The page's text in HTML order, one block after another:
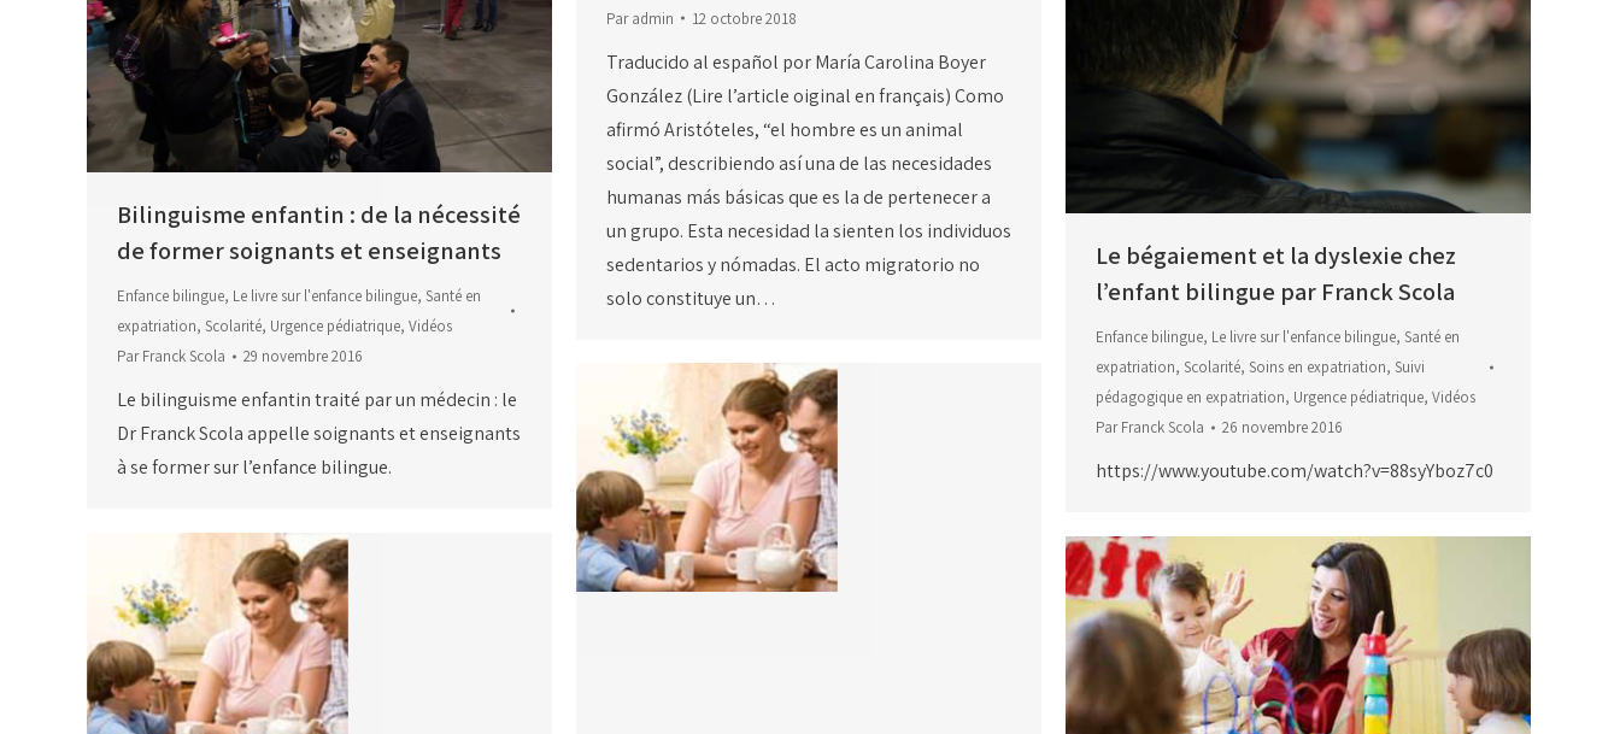
Paradmin 12 octobre 2018
Traducido al español por María Carolina Boyer
González (Lire l’article oiginal en français) Como
afirmó Aristóteles, “el hombre es un animal
social”, describiendo así una de las necesidades
humanas más básicas que es la de pertenecer a
un grupo. Esta necesidad la sienten los individuos
sedentarios y nómadas. El acto migratorio no
solo constituye un…
Bilinguisme enfantin : de la nécessité
de former soignants et enseignants
Enfance bilingue, Le livre sur l'enfance bilingue, Santé en
expatriation, Scolarité, Urgence pédiatrique, Vidéos
ParFranck Scola 29 novembre 2016
Le bilinguisme enfantin traité par un médecin : le
Dr Franck Scola appelle soignants et enseignants
à se former sur l’enfance bilingue.
Le bégaiement et la dyslexie chez
l’enfant bilingue par Franck Scola
Enfance bilingue, Le livre sur l'enfance bilingue, Santé en
expatriation, Scolarité, Soins en expatriation, Suivi
pédagogique en expatriation, Urgence pédiatrique, Vidéos
ParFranck Scola 26 novembre 2016
https://www.youtube.com/watch?v=88syYboz7c0